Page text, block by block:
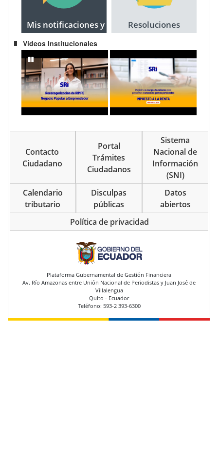
Mis notificaciones y
citaciones
Resoluciones
Videos Institucionales
pausar
Contacto
Ciudadano
Portal
Trámites
Ciudadanos
Sistema
Nacional de
Información
(SNI)
Calendario
tributario
Disculpas
públicas
Datos
abiertos
Política de privacidad
pie de página
Plataforma Gubernamental de Gestión Financiera
Av. Río Amazonas entre Unión Nacional de Periodistas y Juan José de
Villalengua
Quito - Ecuador
Teléfono: 593-2 393-6300